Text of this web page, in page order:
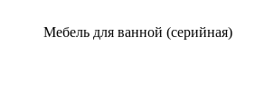
Мебель для ванной (серийная)